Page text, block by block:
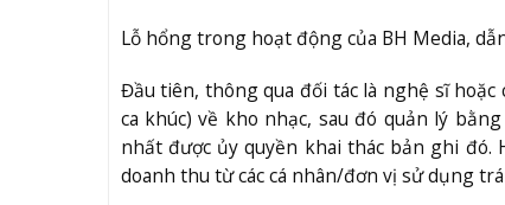
Lỗ hổng trong hoạt động của BH Media,
Đầu tiên, thông qua đối tác là nghệ sĩ hoặc
ca khúc) về kho nhạc, sau đó quản lý
nhất được ủy quyền khai thác bản ghi
doanh thu từ các cá nhân/đơn vị sử dụng